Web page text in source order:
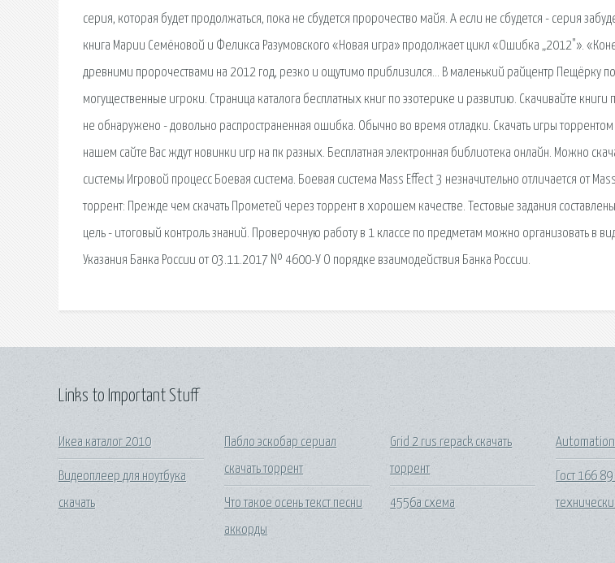
серия, которая будет продолжаться, пока не сбудется пророчество майя. А если не сбудется - серия
книга Марии Семёновой и Феликса Разумовского «Новая игра» продолжает цикл «Ошибка „2012"».
древними пророчествами на 2012 год, резко и ощутимо приблизился… В маленький райцентр Пещёрку
могущественные игроки. Страница каталога бесплатных книг по эзотерике и развитию. Скачивайте книги
не обнаружено - довольно распространенная ошибка. Обычно во время отладки. Скачать игры торрентом
нашем сайте Вас ждут новинки игр на пк разных. Бесплатная электронная библиотека онлайн. Можно
системы Игровой процесс Боевая система. Боевая система Mass Effect 3 незначительно отличается от
торрент: Прежде чем скачать Прометей через торрент в хорошем качестве. Тестовые задания
цель - итоговый контроль знаний. Проверочную работу в 1 классе по предметам можно организовать в
Указания Банка России от 03.11.2017 № 4600-У О порядке взаимодействия Банка России.
Links to Important Stuff
Икеа каталог 2010
Видеоплеер для ноутбука
скачать
Пабло эскобар сериал
скачать торрент
Что такое осень текст песни
аккорды
Grid 2 rus repack скачать
торрент
4556a схема
Automation
Гост 166